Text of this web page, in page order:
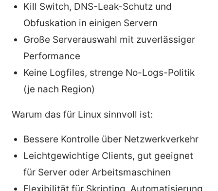
Kill Switch, DNS-Leak-Schutz und
Obfuskation in einigen Servern
Große Serverauswahl mit zuverlässiger
Performance
Keine Logfiles, strenge No-Logs-Politik
(je nach Region)
Warum das für Linux sinnvoll ist:
Bessere Kontrolle über Netzwerkverkehr
Leichtgewichtige Clients, gut geeignet
für Server oder Arbeitsmaschinen
Flexibilität für Skripting, Automatisierung